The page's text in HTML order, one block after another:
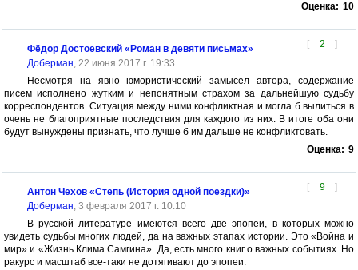
Оценка: 10
[ 2 ]
Фёдор Достоевский «Роман в девяти письмах»
Доберман, 22 июня 2017 г. 19:33
Несмотря на явно юмористический замысел автора, содержание
писем исполнено жутким и непонятным страхом за дальнейшую судьбу
корреспондентов. Ситуация между ними конфликтная и могла б вылиться в
очень не благоприятные последствия для каждого из них. В итоге оба они
будут вынуждены признать, что лучше б им дальше не конфликтовать.
Оценка: 9
[ 9 ]
Антон Чехов «Степь (История одной поездки)»
Доберман, 3 февраля 2017 г. 10:10
В русской литературе имеются всего две эпопеи, в которых можно
увидеть судьбы многих людей, да на важных этапах истории. Это «Война и
мир» и «Жизнь Клима Самгина». Да, есть много книг о важных событиях. Но
ракурс и масштаб все-таки не дотягивают до эпопеи.